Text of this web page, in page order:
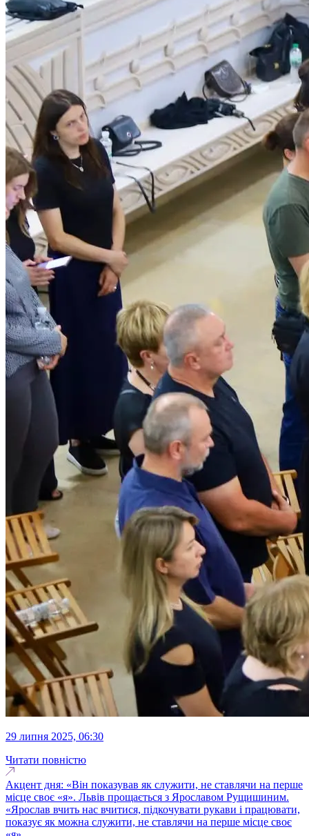
29 липня 2025, 06:30
Читати повністю
Акцент дня: «Він показував як служити, не ставлячи на перше
місце своє «я». Львів прощається з Ярославом Рущишиним.
«Ярослав вчить нас вчитися, підкочувати рукави і працювати,
показує як можна служити, не ставлячи на перше місце своє